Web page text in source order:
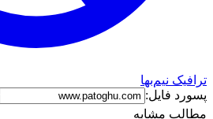
ترافیک نیم‌بها
پسورد فایل:
مطالب مشابه